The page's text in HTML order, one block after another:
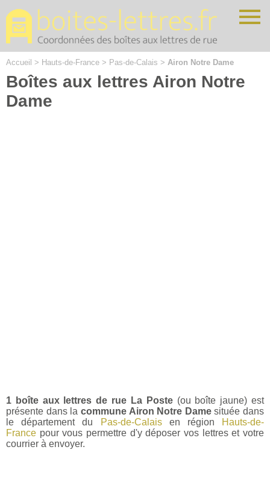
Accueil > Hauts-de-France > Pas-de-Calais > Airon Notre Dame
Boîtes aux lettres Airon Notre
Dame
1 boîte aux lettres de rue La Poste(ou boîte jaune) est
présente dans la commune Airon Notre Damesituée dans
le département du
Pas-de-Calaisen région
Hauts-de-
France pour vous permettre d'y déposer vos lettres et votre
courrier à envoyer.